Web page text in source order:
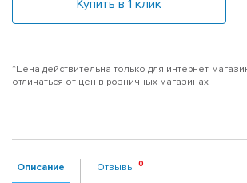
Купить в 1 клик
*Цена действительна только для интернет-
отличаться от цен в розничных магазинах
Описание Отзывы